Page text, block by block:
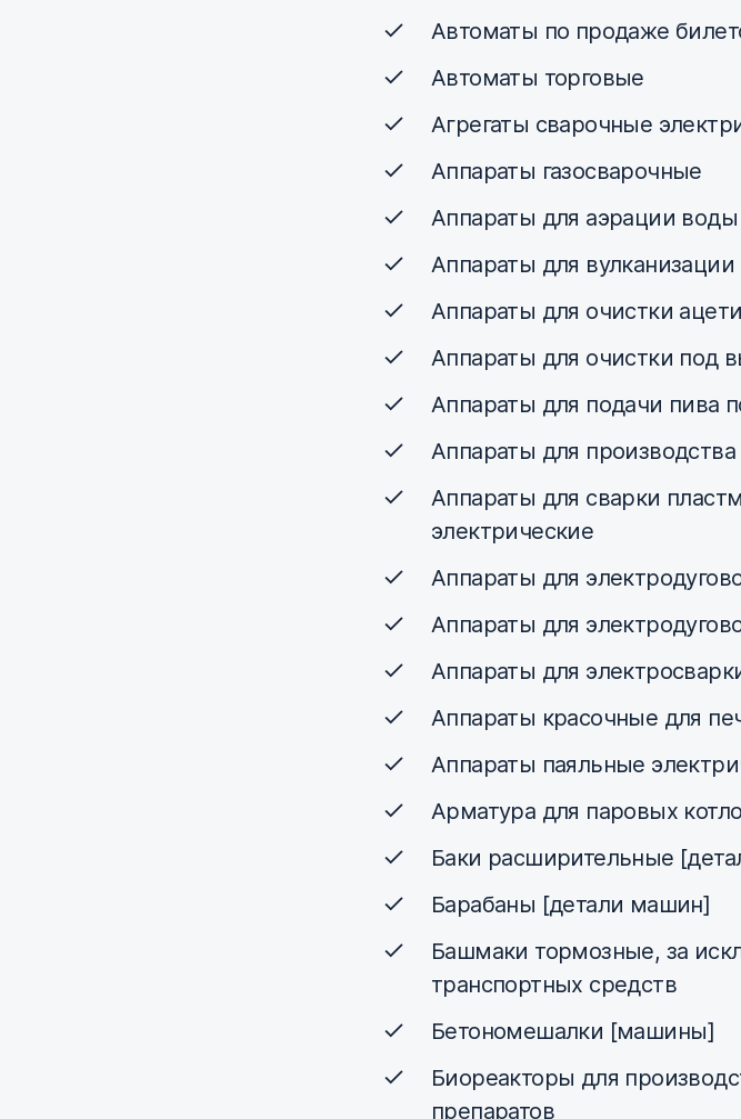
Автоматы по продаже
Автоматы торговые
Агрегаты сварочные
Аппараты газосварочные
Аппараты для аэрации воды
Аппараты для вулканизации
Аппараты для очистки
Аппараты для очистки под
Аппараты для подачи пива
Аппараты для
Аппараты для сварки
электрические
Аппараты для
Аппараты для
Аппараты для
Аппараты красочные для
Аппараты паяльные
Арматура для паровых
Баки расширительные
Барабаны [детали машин]
Башмаки тормозные, за
транспортных средств
Бетономешалки [машины]
Биореакторы для
препаратов